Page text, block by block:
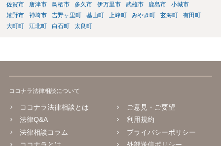
佐賀市
唐津市 鳥栖市 多久市 伊万里市 武雄市 鹿島市
小城市
嬉野市
神埼市 吉野ヶ里町 基山町 上峰町 みやき町 玄海町
有田町
大町町
江北町 白石町 太良町
ココナラ法律相談について
ココナラ法律相談とは
法律Q&A
法律相談コラム
ご意見・ご要望
利用規約
プライバシーポリシー